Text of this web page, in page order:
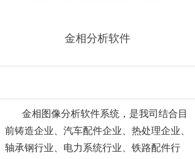
金相分析软件
金相图像分析软件系统，是我司结合目
前铸造企业、汽车配件企业、热处理企业、
轴承钢行业、电力系统行业、铁路配件行